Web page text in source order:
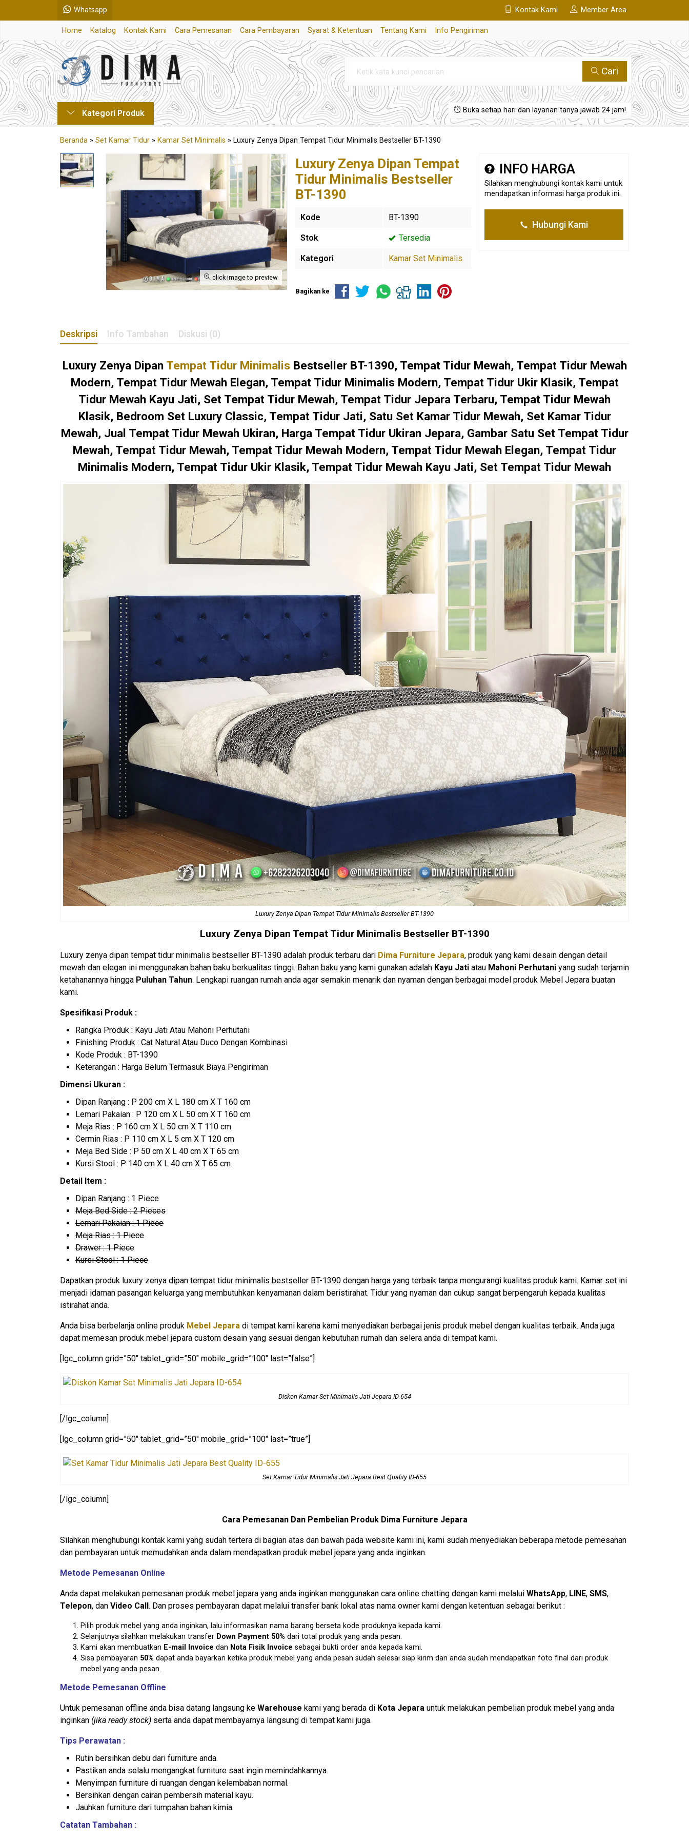
Whatsapp Kontak Kami Member Area
Home Katalog Kontak Kami Cara Pemesanan Cara Pembayaran Syarat & Ketentuan Tentang Kami Info Pengiriman
Cari
Kategori Produk Buka setiap hari dan layanan tanya jawab 24 jam!
Beranda » Set Kamar Tidur » Kamar Set Minimalis » Luxury Zenya Dipan Tempat Tidur Minimalis Bestseller BT-1390
click image to preview
Luxury Zenya Dipan Tempat
Tidur Minimalis Bestseller
BT-1390
Kode BT-1390
Stok Tersedia
Kategori Kamar Set Minimalis
INFO HARGA
Silahkan menghubungi kontak kami untuk
mendapatkan informasi harga produk ini.
Hubungi Kami
Bagikan ke
Deskripsi Info Tambahan Diskusi (0)
Luxury Zenya Dipan Tempat Tidur MinimalisBestseller BT-1390, Tempat Tidur Mewah, Tempat Tidur Mewah
Modern, Tempat Tidur Mewah Elegan, Tempat Tidur Minimalis Modern, Tempat Tidur Ukir Klasik, Tempat
Tidur Mewah Kayu Jati, Set Tempat Tidur Mewah, Tempat Tidur Jepara Terbaru, Tempat Tidur Mewah
Klasik, Bedroom Set Luxury Classic, Tempat Tidur Jati, Satu Set Kamar Tidur Mewah, Set Kamar Tidur
Mewah, Jual Tempat Tidur Mewah Ukiran, Harga Tempat Tidur Ukiran Jepara, Gambar Satu Set Tempat Tidur
Mewah, Tempat Tidur Mewah, Tempat Tidur Mewah Modern, Tempat Tidur Mewah Elegan, Tempat Tidur
Minimalis Modern, Tempat Tidur Ukir Klasik, Tempat Tidur Mewah Kayu Jati, Set Tempat Tidur Mewah
Luxury Zenya Dipan Tempat Tidur Minimalis Bestseller BT-1390
Luxury Zenya Dipan Tempat Tidur Minimalis Bestseller BT-1390
Luxury zenya dipan tempat tidur minimalis bestseller BT-1390 adalah produk terbaru dari Dima Furniture Jepara, produk yang kami desain dengan detail
mewah dan elegan ini menggunakan bahan baku berkualitas tinggi. Bahan baku yang kami gunakan adalah Kayu Jati atau Mahoni Perhutani yang sudah terjamin
ketahanannya hingga Puluhan Tahun. Lengkapi ruangan rumah anda agar semakin menarik dan nyaman dengan berbagai model produk Mebel Jepara buatan
kami.
Spesifikasi Produk :
Rangka Produk : Kayu Jati Atau Mahoni Perhutani
Finishing Produk : Cat Natural Atau Duco Dengan Kombinasi
Kode Produk : BT-1390
Keterangan : Harga Belum Termasuk Biaya Pengiriman
Dimensi Ukuran :
Dipan Ranjang : P 200 cm X L 180 cm X T 160 cm
Lemari Pakaian : P 120 cm X L 50 cm X T 160 cm
Meja Rias : P 160 cm X L 50 cm X T 110 cm
Cermin Rias : P 110 cm X L 5 cm X T 120 cm
Meja Bed Side : P 50 cm X L 40 cm X T 65 cm
Kursi Stool : P 140 cm X L 40 cm X T 65 cm
Detail Item :
Dipan Ranjang : 1 Piece
Meja Bed Side : 2 Pieces
Lemari Pakaian : 1 Piece
Meja Rias : 1 Piece
Drawer : 1 Piece
Kursi Stool : 1 Piece
Dapatkan produk luxury zenya dipan tempat tidur minimalis bestseller BT-1390 dengan harga yang terbaik tanpa mengurangi kualitas produk kami. Kamar set ini
menjadi idaman pasangan keluarga yang membutuhkan kenyamanan dalam beristirahat. Tidur yang nyaman dan cukup sangat berpengaruh kepada kualitas
istirahat anda.
Anda bisa berbelanja online produk Mebel Jepara di tempat kami karena kami menyediakan berbagai jenis produk mebel dengan kualitas terbaik. Anda juga
dapat memesan produk mebel jepara custom desain yang sesuai dengan kebutuhan rumah dan selera anda di tempat kami.
[lgc_column grid=”50″ tablet_grid=”50″ mobile_grid=”100″ last=”false”]
Diskon Kamar Set Minimalis Jati Jepara ID-654
[/lgc_column]
[lgc_column grid=”50″ tablet_grid=”50″ mobile_grid=”100″ last=”true”]
Set Kamar Tidur Minimalis Jati Jepara Best Quality ID-655
[/lgc_column]
Cara Pemesanan Dan Pembelian Produk Dima Furniture Jepara
Silahkan menghubungi kontak kami yang sudah tertera di bagian atas dan bawah pada website kami ini, kami sudah menyediakan beberapa metode pemesanan
dan pembayaran untuk memudahkan anda dalam mendapatkan produk mebel jepara yang anda inginkan.
Metode Pemesanan Online
Anda dapat melakukan pemesanan produk mebel jepara yang anda inginkan menggunakan cara online chatting dengan kami melalui WhatsApp, LINE, SMS,
Telepon, dan Video Call. Dan proses pembayaran dapat melalui transfer bank lokal atas nama owner kami dengan ketentuan sebagai berikut :
Pilih produk mebel yang anda inginkan, lalu informasikan nama barang berseta kode produknya kepada kami.
Selanjutnya silahkan melakukan transfer Down Payment 50% dari total produk yang anda pesan.
Kami akan membuatkan E-mail Invoice dan Nota Fisik Invoice sebagai bukti order anda kepada kami.
Sisa pembayaran 50% dapat anda bayarkan ketika produk mebel yang anda pesan sudah selesai siap kirim dan anda sudah mendapatkan foto final dari produk
mebel yang anda pesan.
Metode Pemesanan Offline
Untuk pemesanan offline anda bisa datang langsung ke Warehouse kami yang berada di Kota Jepara untuk melakukan pembelian produk mebel yang anda
inginkan (jika ready stock) serta anda dapat membayarnya langsung di tempat kami juga.
Tips Perawatan :
Rutin bersihkan debu dari furniture anda.
Pastikan anda selalu mengangkat furniture saat ingin memindahkannya.
Menyimpan furniture di ruangan dengan kelembaban normal.
Bersihkan dengan cairan pembersih material kayu.
Jauhkan furniture dari tumpahan bahan kimia.
Catatan Tambahan :